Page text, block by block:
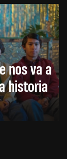
nos va a
historia